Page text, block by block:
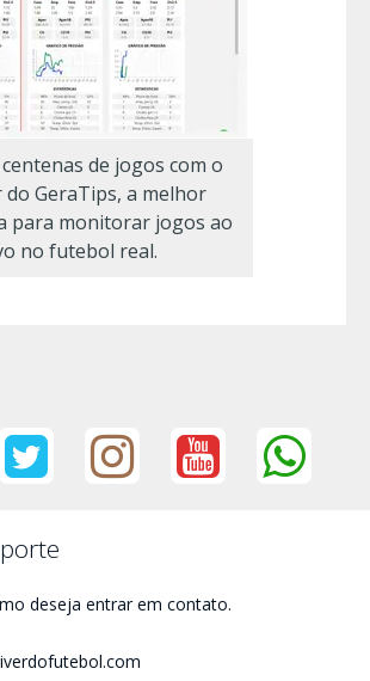
de jogos com o
do GeraTips, a melhor
para monitorar jogos ao
no futebol real.
deseja entrar em contato.